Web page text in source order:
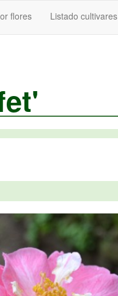
Listado cultivares
flores